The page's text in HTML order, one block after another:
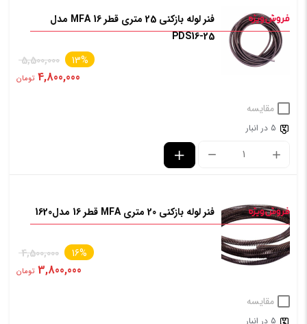
فنر لوله بازکنی 25 متری قطر 16 MFA مدل
PDS16-25
13%
5,500,000
4,800,000 تومان
مقایسه
5 در انبار
فنر لوله بازکنی 20 متری MFA قطر 16 مدل1620
16%
4,500,000
3,800,000 تومان
مقایسه
5 در انبار